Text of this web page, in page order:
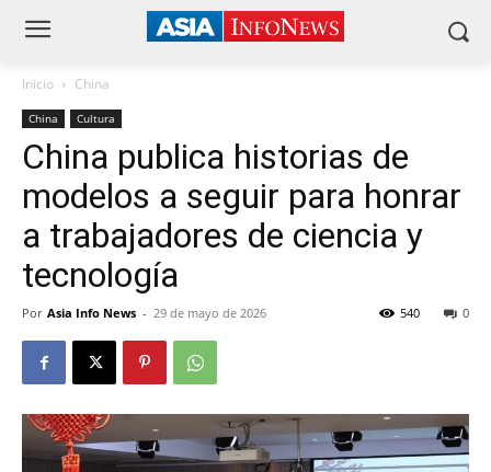
Inicio China
China Cultura
China publica historias de
modelos a seguir para honrar
a trabajadores de ciencia y
tecnología
Por Asia Info News - 29 de mayo de 2026 0
540